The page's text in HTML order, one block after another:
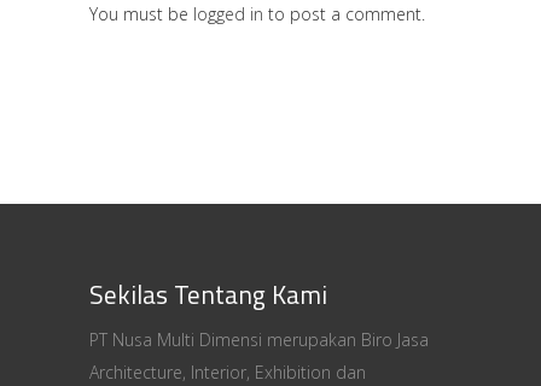
You must be logged in to post a comment.
Sekilas Tentang Kami
PT Nusa Multi Dimensi merupakan Biro Jasa
Architecture, Interior, Exhibition dan